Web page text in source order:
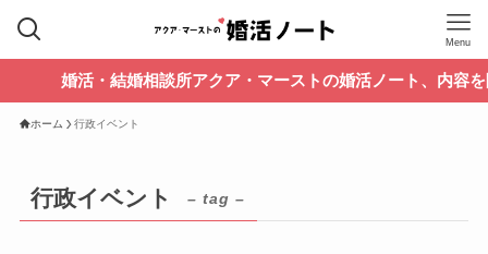
Menu
婚活・結婚相談所アクア・マーストの婚活ノート、内容を
ホーム 行政イベント
行政イベント – tag –